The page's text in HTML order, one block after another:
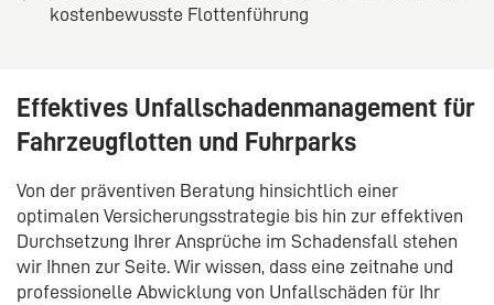
kostenbewusste Flottenführung
Effektives Unfallschadenmanagement für
Fahrzeugflotten und Fuhrparks
Von der präventiven Beratung hinsichtlich einer
optimalen Versicherungsstrategie bis hin zur effektiven
Durchsetzung Ihrer Ansprüche im Schadensfall stehen
wir Ihnen zur Seite. Wir wissen, dass eine zeitnahe und
professionelle Abwicklung von Unfallschäden für Ihr